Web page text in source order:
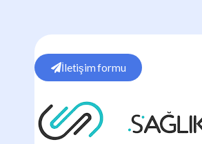
İletişim formu